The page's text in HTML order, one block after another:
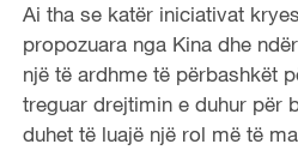
Ai tha se katër iniciativat
propozuara nga Kina dhe
një të ardhme të përbashkët
treguar drejtimin e duhur për
duhet të luajë një rol më të